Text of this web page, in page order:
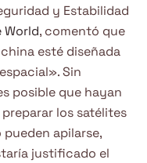
y Estabilidad
World, comentó que
esté diseñada
Sin
posible que hayan
los satélites
pueden apilarse,
justificado el